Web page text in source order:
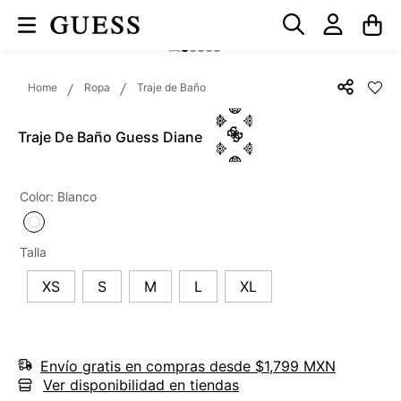
Ropa Traje de Baño
Traje De Baño Guess Diane
Color: Blanco
Talla
XS S M L XL
Envío gratis en compras desde $1,799 MXN
Ver disponibilidad en tiendas